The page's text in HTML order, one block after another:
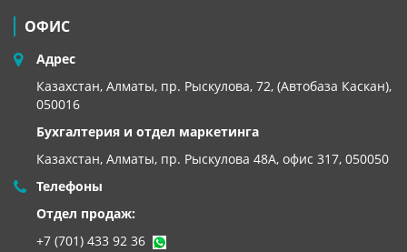
ОФИС
Адрес
Казахстан, Алматы, пр. Рыскулова, 72, (Автобаза Каскан),
050016
Бухгалтерия и отдел маркетинга
Казахстан, Алматы, пр. Рыскулова 48А, офис 317, 050050
Телефоны
Отдел продаж:
+7 (701) 433 92 36